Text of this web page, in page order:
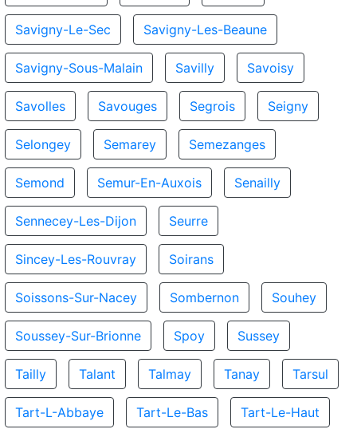
Savigny-Le-Sec Savigny-Les-Beaune
Savigny-Sous-Malain Savilly Savoisy
Savolles Savouges Segrois Seigny
Selongey Semarey Semezanges
Semond Semur-En-Auxois Senailly
Sennecey-Les-Dijon Seurre
Sincey-Les-Rouvray Soirans
Soissons-Sur-Nacey Sombernon Souhey
Soussey-Sur-Brionne Spoy Sussey
Tailly Talant Talmay Tanay Tarsul
Tart-L-Abbaye Tart-Le-Bas Tart-Le-Haut